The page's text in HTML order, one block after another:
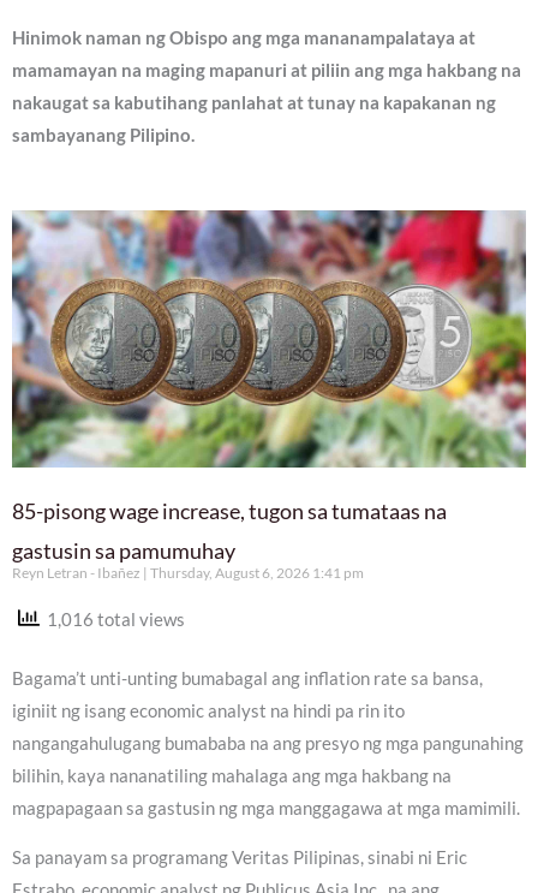
Hinimok naman ng Obispo ang mga mananampalataya at
mamamayan na maging mapanuri at piliin ang mga hakbang na
nakaugat sa kabutihang panlahat at tunay na kapakanan ng
sambayanang Pilipino.
85-pisong wage increase, tugon sa tumataas na
gastusin sa pamumuhay
Reyn Letran - Ibañez Thursday, August 6, 2026 1:41 pm
1,016 total views
Bagama’t unti-unting bumabagal ang inflation rate sa bansa,
iginiit ng isang economic analyst na hindi pa rin ito
nangangahulugang bumababa na ang presyo ng mga pangunahing
bilihin, kaya nananatiling mahalaga ang mga hakbang na
magpapagaan sa gastusin ng mga manggagawa at mga mamimili.
Sa panayam sa programang Veritas Pilipinas, sinabi ni Eric